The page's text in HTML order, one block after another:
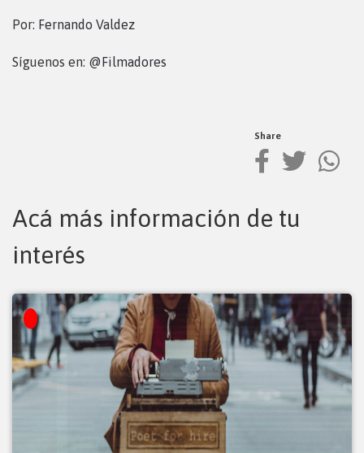
Por: Fernando Valdez
Síguenos en: @Filmadores
Share
Acá más información de tu
interés